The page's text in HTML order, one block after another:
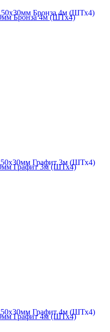
Бронза 4м (ШТх4)
Графит 3м (ШТх4)
Графит 4м (ШТх4)